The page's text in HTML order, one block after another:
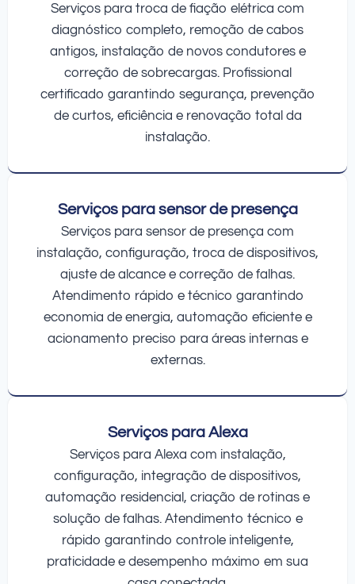
Serviços para troca de fiação elétrica com
diagnóstico completo, remoção de cabos
antigos, instalação de novos condutores e
correção de sobrecargas. Profissional
certificado garantindo segurança, prevenção
de curtos, eficiência e renovação total da
instalação.
Serviços para sensor de presença
Serviços para sensor de presença com
instalação, configuração, troca de dispositivos,
ajuste de alcance e correção de falhas.
Atendimento rápido e técnico garantindo
economia de energia, automação eficiente e
acionamento preciso para áreas internas e
externas.
Serviços para Alexa
Serviços para Alexa com instalação,
configuração, integração de dispositivos,
automação residencial, criação de rotinas e
solução de falhas. Atendimento técnico e
rápido garantindo controle inteligente,
praticidade e desempenho máximo em sua